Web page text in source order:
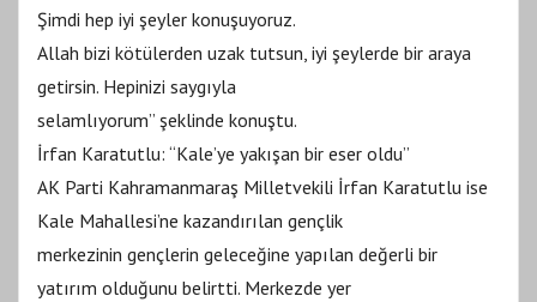
Şimdi hep iyi şeyler konuşuyoruz.
Allah bizi kötülerden uzak tutsun, iyi şeylerde bir araya
getirsin. Hepinizi saygıyla
selamlıyorum” şeklinde konuştu.
İrfan Karatutlu: “Kale’ye yakışan bir eser oldu”
AK Parti Kahramanmaraş Milletvekili İrfan Karatutlu ise
Kale Mahallesi’ne kazandırılan gençlik
merkezinin gençlerin geleceğine yapılan değerli bir
yatırım olduğunu belirtti. Merkezde yer